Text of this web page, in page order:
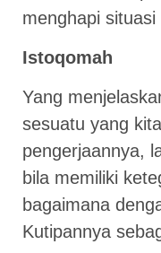
menghapi
Istoqomah
Yang
sesuatu yang
pengerjaannya,
bila memiliki
bagaimana
Kutipannya